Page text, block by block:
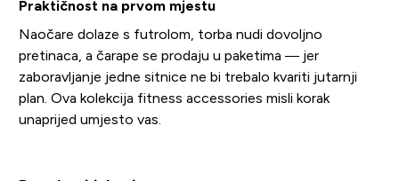
Praktičnost na prvom mjestu
Naočare dolaze s futrolom, torba nudi dovoljno
pretinaca, a čarape se prodaju u paketima — jer
zaboravljanje jedne sitnice ne bi trebalo kvariti jutarnji
plan. Ova kolekcija fitness accessories misli korak
unaprijed umjesto vas.